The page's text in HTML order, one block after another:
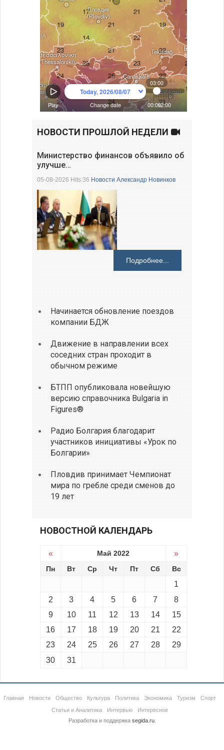
НОВОСТИ ПРОШЛОЙ НЕДЕЛИ
Министерство финансов объявило об
улучше…
05-08-2026 Hits:36Новости Александр Новинков
Подробнее...
Начинается обновление поездов
компании БДЖ
Движение в направлении всех
соседних стран проходит в
обычном режиме
БТПП опубликовала новейшую
версию справочника Bulgaria in
Figures®
Радио Болгария благодарит
участников инициативы «Урок по
Болгарии»
Пловдив принимает Чемпионат
мира по гребле среди сменов до
19 лет
НОВОСТНОЙ КАЛЕНДАРЬ
« Май 2022 »
Пн Вт Ср Чт Пт Сб Вс
1
2
3 4 5 6 7
8
9
10 11 12 13 14
15
16
17 18 19 20 21
22
23
24 25 26 27 28
29
30
31
Главная Новости Общество Культура Политика Экономика Туризм
Спорт
Статьи и Аналитика
Интервью
Интересное
Разработка и поддержка segida.ru.